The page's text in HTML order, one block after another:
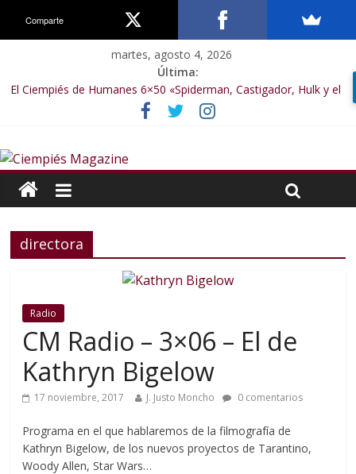
martes, agosto 4, 2026
Última:
El Ciempiés de Humanes 6×50 «Spiderman, Castigador, Hulk y el
final de la sexta temporada»
El Ciempiés de Humanes 6×49 «Kiritaaaaa»
El Ciempiés de Humanes 6×47 «De nada por nada»
El Ciempiés de Humanes 6×46 «Ciudadano Minion»
directora
Radio
CM Radio – 3×06 – El de
Kathryn Bigelow
17 noviembre, 2017 J. Justo Moncho 0 comentarios
Programa en el que hablaremos de la filmografía de
Kathryn Bigelow, de los nuevos proyectos de Tarantino,
Woody Allen, Star Wars…
Comparte